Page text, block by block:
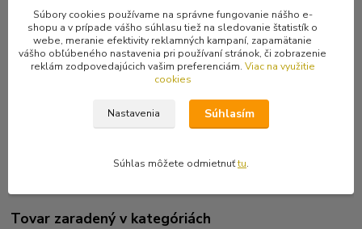
A1 Pathological Processes
A2 This Is My Life
A3 Perpetual Decay
A4 And Then Will Be Rot
B5 Abstersion Of Consciousness
B7 Visualization Of Vitiosity
Tovar zaradený v kategóriách
Súbory cookies používame na správne fungovanie nášho e-
shopu a v prípade vášho súhlasu tiež na sledovanie štatistík o
webe, meranie efektivity reklamných kampaní, zapamätanie
vášho obľúbeného nastavenia pri používaní stránok, či zobrazenie
reklám zodpovedajúcich vašim preferenciám. Viac na využitie
cookies
Nastavenia Súhlasím
Súhlas môžete odmietnuťtu.